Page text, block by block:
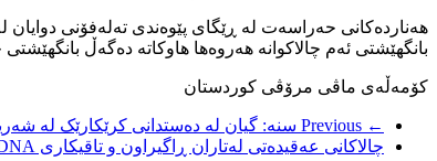
هەناردەکانی حەراسەت لە ڕێگای پێوەندی تەلەفۆنی
بانگهێشتی ئەم چالاکوانە هەروەها هاوکاتە دەگەڵ
کۆمەڵەی ماڤی مرۆڤی کوردستان
← Previous
سنە: گیان لە دەستدانی کرێکارێک لە
چالاکانی عەقیدەتی لەتاران ڕاگیراون و تاقیکاری DNA لە سەریان جێبەجێ کرا